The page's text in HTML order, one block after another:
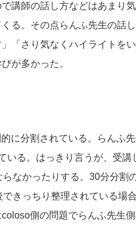
講師の話し方などはあまり
る。その点らんふ先生の話
「さり気なくハイライトを
が多かった。
に分割されている。らんふ
る。はっきり言うが、受
なかったりする。30分分割
きっちり整理されている場
側の問題でらんふ先生側